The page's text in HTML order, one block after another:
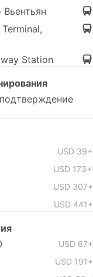
Station
USD 39+
USD 173+
USD 307+
USD 441+
USD 67+
USD 191+